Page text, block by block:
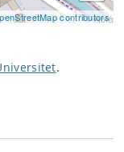
contributors
.